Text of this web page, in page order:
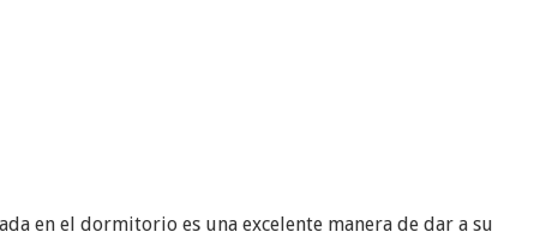
en el dormitorio es una excelente manera de dar a su